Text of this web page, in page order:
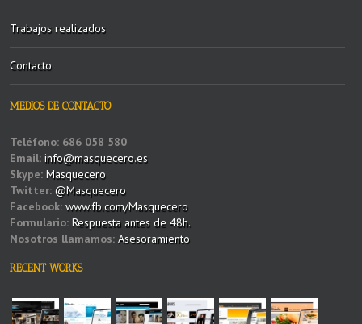
Trabajos realizados
Contacto
MEDIOS DE CONTACTO
Teléfono: 686 058 580
Email: info@masquecero.es
Skype: Masquecero
Twitter: @Masquecero
Facebook: www.fb.com/Masquecero
Formulario: Respuesta antes de 48h.
Nosotros llamamos: Asesoramiento
RECENT WORKS